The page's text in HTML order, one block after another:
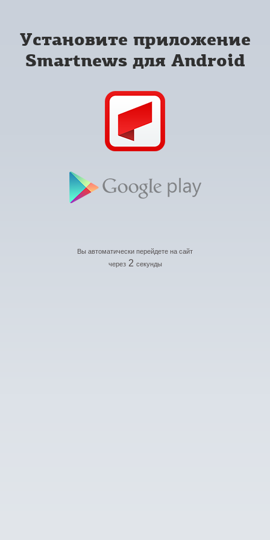
Установите приложение
Smartnews для Android
Вы автоматически перейдете на сайт
через 2 секунды